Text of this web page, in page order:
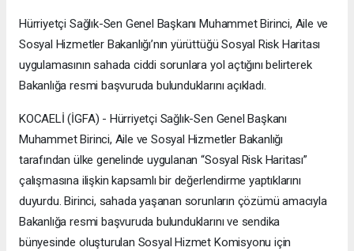
Hürriyetçi Sağlık-Sen Genel Başkanı Muhammet Birinci, Aile ve
Sosyal Hizmetler Bakanlığı’nın yürüttüğü Sosyal Risk Haritası
uygulamasının sahada ciddi sorunlara yol açtığını belirterek
Bakanlığa resmi başvuruda bulunduklarını açıkladı.
KOCAELİ (İGFA) - Hürriyetçi Sağlık-Sen Genel Başkanı
Muhammet Birinci, Aile ve Sosyal Hizmetler Bakanlığı
tarafından ülke genelinde uygulanan “Sosyal Risk Haritası”
çalışmasına ilişkin kapsamlı bir değerlendirme yaptıklarını
duyurdu. Birinci, sahada yaşanan sorunların çözümü amacıyla
Bakanlığa resmi başvuruda bulunduklarını ve sendika
bünyesinde oluşturulan Sosyal Hizmet Komisyonu için